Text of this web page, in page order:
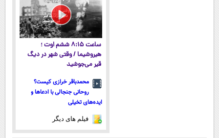
ساعت ۸:۱۵ ششم اوت ؛
هیروشیما / وقتی شهر در دیگ
قیر می‌جوشید
محمدباقر خرازی کیست؟
روحانی جنجالی با ادعاها و
ایده‌های تخیلی
فیلم های دیگر